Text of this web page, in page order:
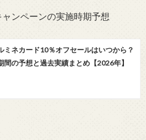
ンペーンの実施時期予想
ミネカード10％オフセールはいつから？
間の予想と過去実績まとめ【2026年】